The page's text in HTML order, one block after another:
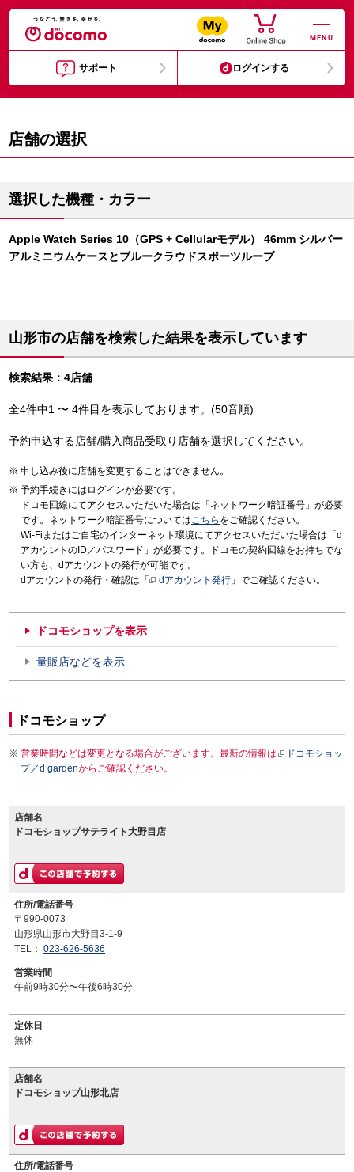
MENU
サポート ログインする
店舗の選択
選択した機種・カラー
Apple Watch Series 10（GPS + Cellularモデル） 46mm シルバー
アルミニウムケースとブルークラウドスポーツループ
山形市の店舗を検索した結果を表示しています
検索結果：4店舗
全4件中1 〜 4件目を表示しております。(50音順)
予約申込する店舗/購入商品受取り店舗を選択してください。
申し込み後に店舗を変更することはできません。
予約手続きにはログインが必要です。
ドコモ回線にてアクセスいただいた場合は「ネットワーク暗証番号」が必要
です。ネットワーク暗証番号についてはこちら をご確認ください。
Wi-Fiまたはご自宅のインターネット環境にてアクセスいただいた場合は「d
アカウントのID／パスワード」が必要です。ドコモの契約回線をお持ちでな
い方も、dアカウントの発行が可能です。
dアカウントの発行・確認は「
dアカウント発行 」でご確認ください。
ドコモショップを表示
量販店などを表示
ドコモショップ
営業時間などは変更となる場合がございます。最新の情報は
ドコモショッ
プ／d gardenからご確認ください。
店舗名
ドコモショップサテライト大野目店
住所/電話番号
〒990-0073
山形県山形市大野目3-1-9
TEL： 023-626-5636
営業時間
午前9時30分〜午後6時30分
定休日
無休
店舗名
ドコモショップ山形北店
住所/電話番号